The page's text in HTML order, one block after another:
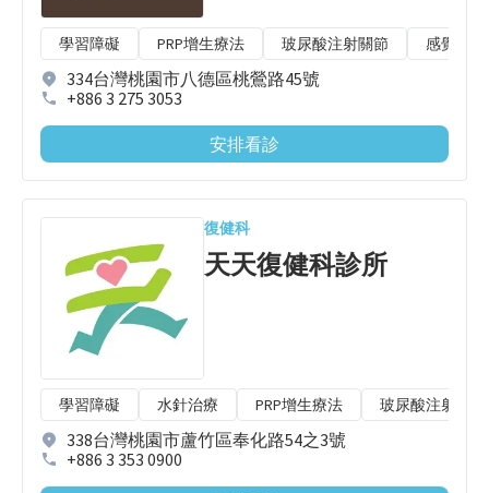
學習障礙 PRP增生療法 玻尿酸注射關節 感覺統合
334台灣桃園市八德區桃鶯路45號
+886 3 275 3053
安排看診
復健科
天天復健科診所
學習障礙 水針治療 PRP增生療法 玻尿酸注射關節
338台灣桃園市蘆竹區奉化路54之3號
+886 3 353 0900